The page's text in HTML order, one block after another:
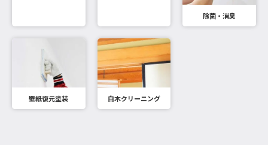
除菌・消臭
壁紙復元塗装 白木クリーニング